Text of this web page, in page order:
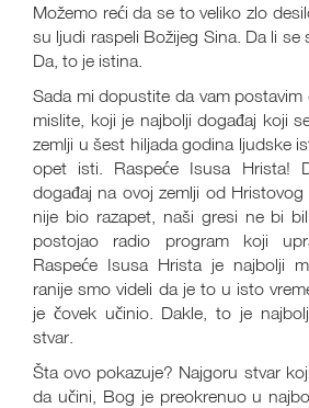
Možemo reći da se to veliko zlo
su ljudi raspeli Božijeg Sina. Da li se
Da, to je istina.
Sada mi dopustite da vam
mislite, koji je najbolji događaj koji
zemlji u šest hiljada godina ljudske
opet isti. Raspeće Isusa Hrista!
događaj na ovoj zemlji od
nije bio razapet, naši gresi ne bi
postojao radio program koji
Raspeće Isusa Hrista je najbolji
ranije smo videli da je to u isto
je čovek učinio. Dakle, to je
stvar.
Šta ovo pokazuje? Najgoru stvar
da učini, Bog je preokrenuo u